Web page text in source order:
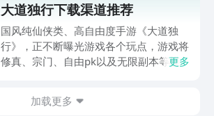
大道下载渠道会在上面分享出来，喜修欢
仙设定的可以加入到游戏里，不但能感受
到多样的修仙乐趣，并且还可以。通过自
己的努力完成游戏里设定的各项挑战。
大道独行下载渠道推荐
国风纯仙侠类、高自由度手游《大道独
行》，正不断曝光游戏各个玩点，游戏将
修真、宗门、自由pk以及无限副本等模
荐，这里推荐大家使用阿里巴巴灵犀互娱
更多
加载更多